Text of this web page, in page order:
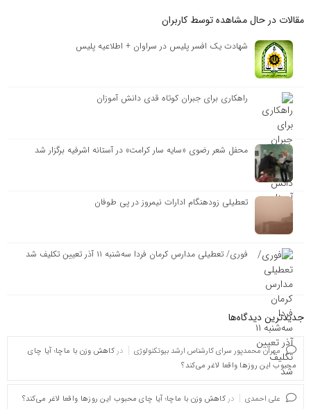
مقالات در حال مشاهده توسط کاربران
شهادت یک افسر پلیس در سراوان + اطلاعیه پلیس
راهکاری برای جبران کوتاه قدی دانش آموزان
محفل شعر رضوی «سایه سار کرامت» در آستانه اشرفیه برگزار شد
تعطیلی زودهنگام ادارات نیمروز در پی طوفان
فوری/ تعطیلی مدارس کرمان فردا سه‌شنبه ۱۱ آذر تعیین تکلیف شد
جدیدترین دیدگاه‌‌ها
مهران محمدپور سرای کارشناس ارشد بیوتکنولوژی در کاهش وزن با ماچا؛ آیا چای
محبوب این روزها واقعا لاغر می‌کند؟
علی احمدی در کاهش وزن با ماچا؛ آیا چای محبوب این روزها واقعا لاغر می‌کند؟